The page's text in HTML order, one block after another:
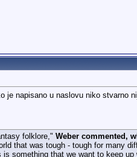
je napisano u naslovu niko stvarno
folklore," Weber commented,
that was tough - tough for many
something that we want to keep